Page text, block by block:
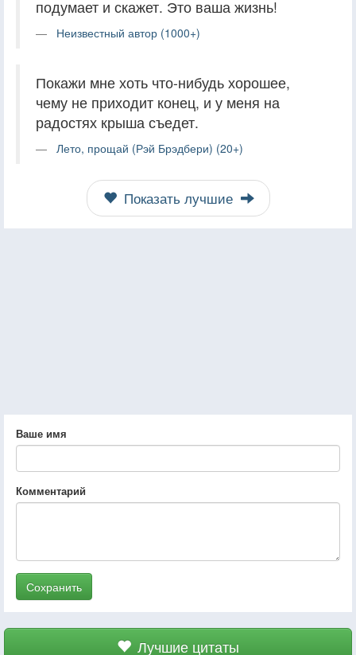
подумает и скажет. Это ваша жизнь!
Неизвестный автор (1000+)
Покажи мне хоть что-нибудь хорошее,
чему не приходит конец, и у меня на
радостях крыша съедет.
Лето, прощай (Рэй Брэдбери) (20+)
Показать лучшие
Ваше имя
Комментарий
Сохранить
Лучшие цитаты